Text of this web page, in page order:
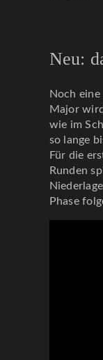
Neu:
Noch
Major
wie im
so lange
Für die
Runden
Phase